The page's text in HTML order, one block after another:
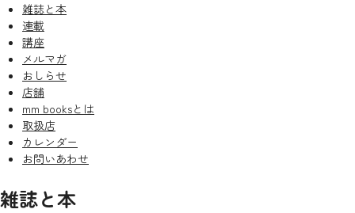
雑誌と本
連載
講座
メルマガ
おしらせ
店舗
mm booksとは
取扱店
カレンダー
お問いあわせ
雑誌と本